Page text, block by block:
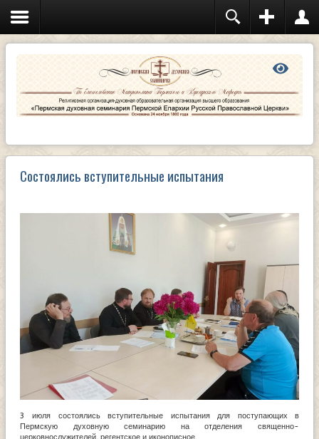
Состоялись вступительные испытания
3 июля состоялись вступительные испытания для поступающих в
Пермскую духовную семинарию на отделения священно-